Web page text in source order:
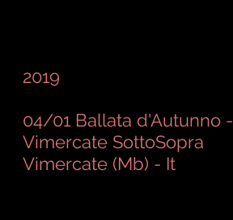
2019
04/01 Ballata d'Autunno -
Vimercate SottoSopra
Vimercate (Mb) - It